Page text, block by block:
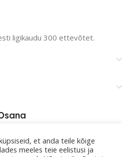
ligikaudu 300 ettevõtet.
et anda teile kõige
meeles teie eelistusi ja